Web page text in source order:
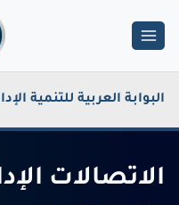
البوابة العربية للتنمية
الاتصالات